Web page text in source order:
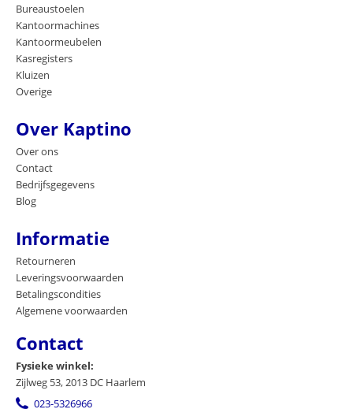
Bureaustoelen
Kantoormachines
Kantoormeubelen
Kasregisters
Kluizen
Overige
Over Kaptino
Over ons
Contact
Bedrijfsgegevens
Blog
Informatie
Retourneren
Leveringsvoorwaarden
Betalingscondities
Algemene voorwaarden
Contact
Fysieke winkel:
Zijlweg 53, 2013 DC Haarlem
023-5326966